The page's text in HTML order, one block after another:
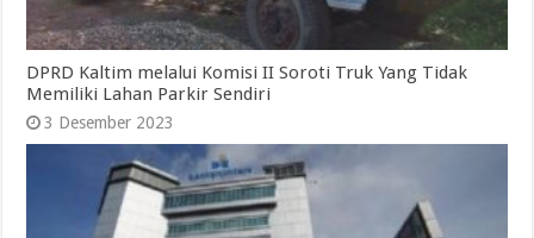
DPRD Kaltim melalui Komisi II Soroti Truk Yang Tidak
Memiliki Lahan Parkir Sendiri
3 Desember 2023